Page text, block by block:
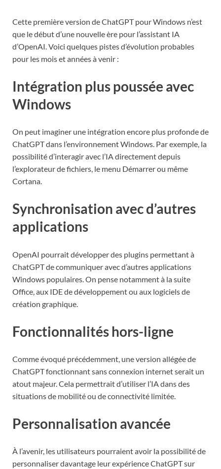
Cette première version de ChatGPT pour Windows n’est
que le début d’une nouvelle ère pour l’assistant IA
d’OpenAI. Voici quelques pistes d’évolution probables
pour les mois et années à venir :
Intégration plus poussée avec
Windows
On peut imaginer une intégration encore plus profonde de
ChatGPT dans l’environnement Windows. Par exemple, la
possibilité d’interagir avec l’IA directement depuis
l’explorateur de fichiers, le menu Démarrer ou même
Cortana.
Synchronisation avec d’autres
applications
OpenAI pourrait développer des plugins permettant à
ChatGPT de communiquer avec d’autres applications
Windows populaires. On pense notamment à la suite
Office, aux IDE de développement ou aux logiciels de
création graphique.
Fonctionnalités hors-ligne
Comme évoqué précédemment, une version allégée de
ChatGPT fonctionnant sans connexion internet serait un
atout majeur. Cela permettrait d’utiliser l’IA dans des
situations de mobilité ou de connectivité limitée.
Personnalisation avancée
À l’avenir, les utilisateurs pourraient avoir la possibilité de
personnaliser davantage leur expérience ChatGPT sur